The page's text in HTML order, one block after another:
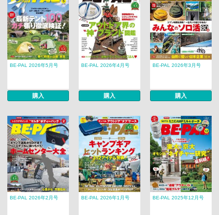
BE-PAL 2026年5月号
購入
BE-PAL 2026年4月号
購入
BE-PAL 2026年3月号
購入
BE-PAL 2026年2月号 BE-PAL 2026年1月号 BE-PAL 2025年12月号